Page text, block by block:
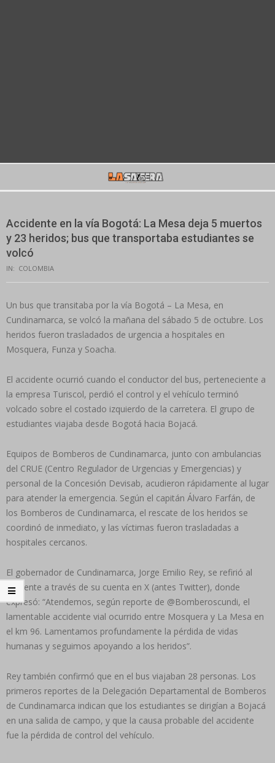
Accidente en la vía Bogotá: La Mesa deja 5 muertos
y 23 heridos; bus que transportaba estudiantes se
volcó
IN: COLOMBIA
Un bus que transitaba por la vía Bogotá – La Mesa, en
Cundinamarca, se volcó la mañana del sábado 5 de octubre. Los
heridos fueron trasladados de urgencia a hospitales en
Mosquera, Funza y Soacha.
El accidente ocurrió cuando el conductor del bus, perteneciente a
la empresa Turiscol, perdió el control y el vehículo terminó
volcado sobre el costado izquierdo de la carretera. El grupo de
estudiantes viajaba desde Bogotá hacia Bojacá.
Equipos de Bomberos de Cundinamarca, junto con ambulancias
del CRUE (Centro Regulador de Urgencias y Emergencias) y
personal de la Concesión Devisab, acudieron rápidamente al lugar
para atender la emergencia. Según el capitán Álvaro Farfán, de
los Bomberos de Cundinamarca, el rescate de los heridos se
coordinó de inmediato, y las víctimas fueron trasladadas a
hospitales cercanos.
El gobernador de Cundinamarca, Jorge Emilio Rey, se refirió al
incidente a través de su cuenta en X (antes Twitter), donde
expresó: “Atendemos, según reporte de @Bomberoscundi, el
lamentable accidente vial ocurrido entre Mosquera y La Mesa en
el km 96. Lamentamos profundamente la pérdida de vidas
humanas y seguimos apoyando a los heridos”.
Rey también confirmó que en el bus viajaban 28 personas. Los
primeros reportes de la Delegación Departamental de Bomberos
de Cundinamarca indican que los estudiantes se dirigían a Bojacá
en una salida de campo, y que la causa probable del accidente
fue la pérdida de control del vehículo.